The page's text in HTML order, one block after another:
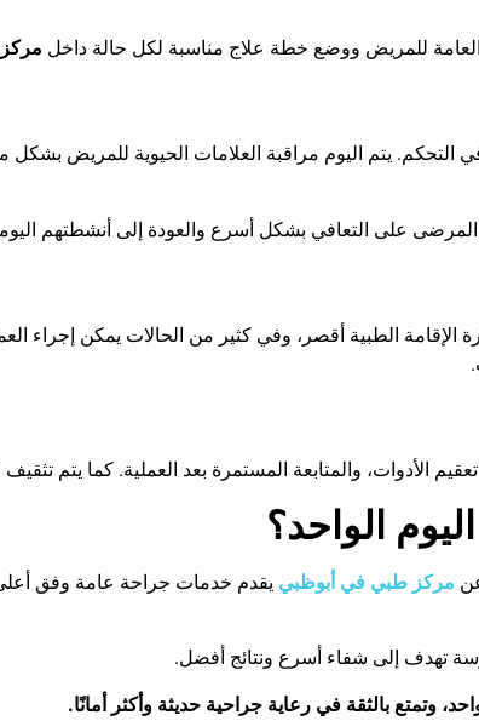
العامة للمريض ووضع خطة علاج مناسبة لكل حالة داخل
التحكم. يتم اليوم مراقبة العلامات الحيوية للمريض
على التعافي بشكل أسرع والعودة إلى أنشطتهم
الطبية أقصر، وفي كثير من الحالات يمكن إجراء
.
الأدوات، والمتابعة المستمرة بعد العملية. كما يتم
الواحد؟
مركز طبي في أبوظبي يقدم خدمات جراحة عامة وفق أعلى
تهدف إلى شفاء أسرع ونتائج أفضل.
وتمتع بالثقة في رعاية جراحية حديثة وأكثر أمانًا.